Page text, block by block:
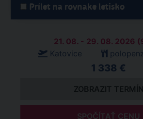
Prílet na rovnake letisko
21. 08. - 29. 08. 2026
Katovice
1 338 €
ZOBRAZIT TERMÍN
SPOČÍTAŤ CENU